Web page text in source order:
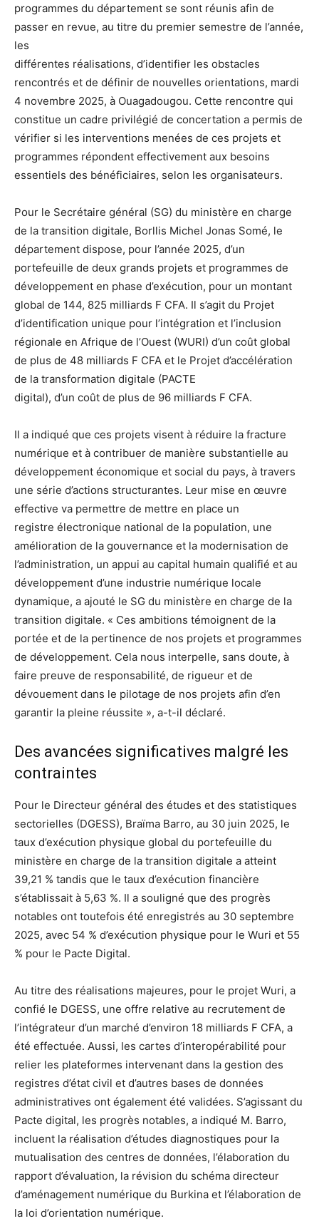
programmes du département se sont réunis afin de
passer en revue, au titre du premier semestre de l’année,
les
différentes réalisations, d’identifier les obstacles
rencontrés et de définir de nouvelles orientations, mardi
4 novembre 2025, à Ouagadougou. Cette rencontre qui
constitue un cadre privilégié de concertation a permis de
vérifier si les interventions menées de ces projets et
programmes répondent effectivement aux besoins
essentiels des bénéficiaires, selon les organisateurs.
Pour le Secrétaire général (SG) du ministère en charge
de la transition digitale, Borllis Michel Jonas Somé, le
département dispose, pour l’année 2025, d’un
portefeuille de deux grands projets et programmes de
développement en phase d’exécution, pour un montant
global de 144, 825 milliards F CFA. Il s’agit du Projet
d’identification unique pour l’intégration et l’inclusion
régionale en Afrique de l’Ouest (WURI) d’un coût global
de plus de 48 milliards F CFA et le Projet d’accélération
de la transformation digitale (PACTE
digital), d’un coût de plus de 96 milliards F CFA.
Il a indiqué que ces projets visent à réduire la fracture
numérique et à contribuer de manière substantielle au
développement économique et social du pays, à travers
une série d’actions structurantes. Leur mise en œuvre
effective va permettre de mettre en place un
registre électronique national de la population, une
amélioration de la gouvernance et la modernisation de
l’administration, un appui au capital humain qualifié et au
développement d’une industrie numérique locale
dynamique, a ajouté le SG du ministère en charge de la
transition digitale. « Ces ambitions témoignent de la
portée et de la pertinence de nos projets et programmes
de développement. Cela nous interpelle, sans doute, à
faire preuve de responsabilité, de rigueur et de
dévouement dans le pilotage de nos projets afin d’en
garantir la pleine réussite », a-t-il déclaré.
Des avancées significatives malgré les
contraintes
Pour le Directeur général des études et des statistiques
sectorielles (DGESS), Braïma Barro, au 30 juin 2025, le
taux d’exécution physique global du portefeuille du
ministère en charge de la transition digitale a atteint
39,21 % tandis que le taux d’exécution financière
s’établissait à 5,63 %. Il a souligné que des progrès
notables ont toutefois été enregistrés au 30 septembre
2025, avec 54 % d’exécution physique pour le Wuri et 55
% pour le Pacte Digital.
Au titre des réalisations majeures, pour le projet Wuri, a
confié le DGESS, une offre relative au recrutement de
l’intégrateur d’un marché d’environ 18 milliards F CFA, a
été effectuée. Aussi, les cartes d’interopérabilité pour
relier les plateformes intervenant dans la gestion des
registres d’état civil et d’autres bases de données
administratives ont également été validées. S’agissant du
Pacte digital, les progrès notables, a indiqué M. Barro,
incluent la réalisation d’études diagnostiques pour la
mutualisation des centres de données, l’élaboration du
rapport d’évaluation, la révision du schéma directeur
d’aménagement numérique du Burkina et l’élaboration de
la loi d’orientation numérique.